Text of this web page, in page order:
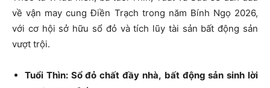
về vận may cung Điền Trạch trong năm Bính Ngọ 2026,
với cơ hội sở hữu sổ đỏ và tích lũy tài sản bất động sản
vượt trội.
Tuổi Thìn: Sổ đỏ chất đầy nhà, bất động sản sinh lời